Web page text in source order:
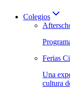
Colegios
Ferias
Una
cultura